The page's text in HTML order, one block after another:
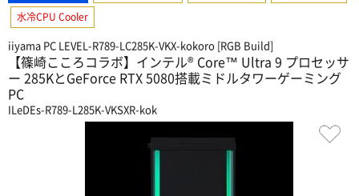
水冷CPU Cooler
iiyama PC LEVEL-R789-LC285K-VKX-kokoro [RGB Build]
【篠崎こころコラボ】インテル® Core™ Ultra 9 プロセッサ
ー 285KとGeForce RTX 5080搭載ミドルタワーゲーミング
PC
ILeDEs-R789-L285K-VKSXR-kok